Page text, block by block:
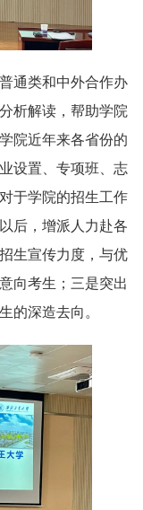
通类和中外合作办
析解读，帮助学院
院近年来各省份的
设置、专项班、志
于学院的招生工作
后，增派人力赴各
生宣传力度，与优
向考生；三是突出
的深造去向。